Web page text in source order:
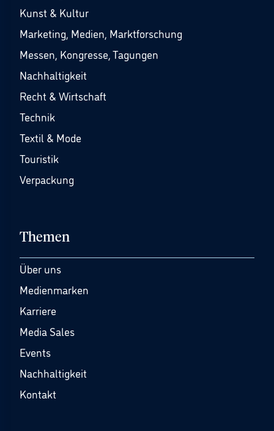
Kunst & Kultur
Marketing, Medien, Marktforschung
Messen, Kongresse, Tagungen
Nachhaltigkeit
Recht & Wirtschaft
Technik
Textil & Mode
Touristik
Verpackung
Themen
Über uns
Medienmarken
Karriere
Media Sales
Events
Nachhaltigkeit
Kontakt